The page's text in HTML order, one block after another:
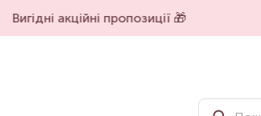
Вигідні акційні пропозиції 🎁